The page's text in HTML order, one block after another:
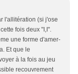
l'allitération (si j'ose
fois deux "I,I".
une forme d'amer-
Et que le
à la fois au jeu
recouvrement